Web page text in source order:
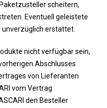
scheitern,
Eventuell geleistete
erstattet.
nicht verfügbar sein,
Abschlusses
von Lieferanten
vom Vertrag
den Besteller